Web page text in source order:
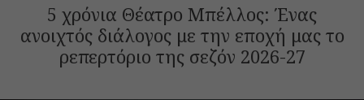
5 χρόνια Θέατρο Μπέλλος: Ένας
ανοιχτός διάλογος με την εποχή μας το
ρεπερτόριο της σεζόν 2026-27